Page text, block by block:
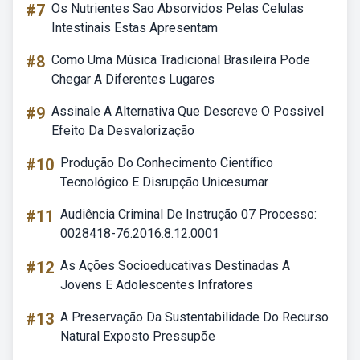
#7 Os Nutrientes Sao Absorvidos Pelas Celulas
Intestinais Estas Apresentam
#8 Como Uma Música Tradicional Brasileira Pode
Chegar A Diferentes Lugares
#9 Assinale A Alternativa Que Descreve O Possivel
Efeito Da Desvalorização
#10 Produção Do Conhecimento Científico
Tecnológico E Disrupção Unicesumar
#11 Audiência Criminal De Instrução 07 Processo:
0028418-76.2016.8.12.0001
#12 As Ações Socioeducativas Destinadas A
Jovens E Adolescentes Infratores
#13 A Preservação Da Sustentabilidade Do Recurso
Natural Exposto Pressupõe